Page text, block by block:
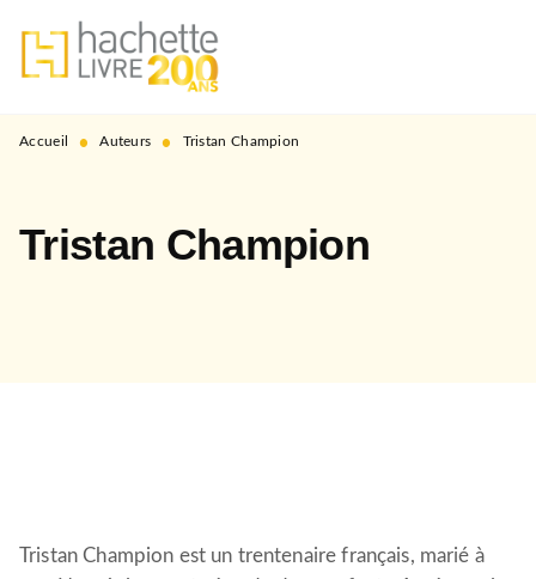
MENU RECHERCHE
PIED DE PAGE
Accueil • Auteurs • Tristan Champion
Tristan Champion
Tristan Champion est un trentenaire français, marié à